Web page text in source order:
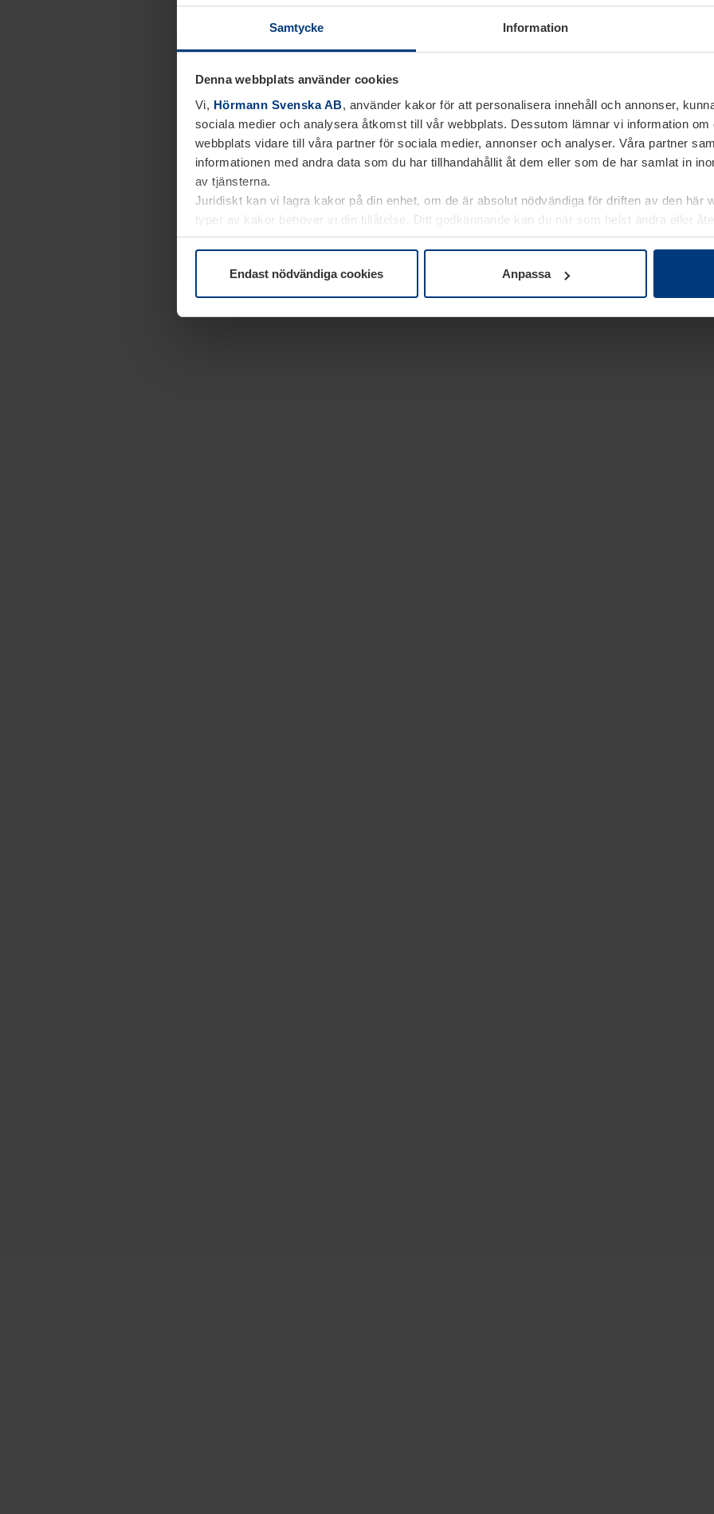
Samtycke Information
Denna webbplats använder cookies
Vi, Hörmann Svenska AB, använder kakor för att personalisera innehåll och annonser,
sociala medier och analysera åtkomst till vår webbplats. Dessutom lämnar vi information om
webbplats vidare till våra partner för sociala medier, annonser och analyser. Våra partner
informationen med andra data som du har tillhandahållit åt dem eller som de har samlat in
av tjänsterna.
Juridiskt kan vi lagra kakor på din enhet, om de är absolut nödvändiga för driften av den här
typer av kakor behöver vi din tillåtelse. Ditt godkännande kan du när som helst ändra eller
kakor underDataskyddsförklaringpå vår webbplats.
Endast nödvändiga cookies Anpassa